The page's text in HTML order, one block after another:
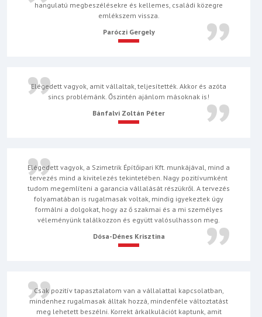
hangulatú megbeszélésekre és kellemes, családi közegre
emlékszem vissza.
Paróczi Gergely
Elégedett vagyok, amit vállaltak, teljesítették. Akkor és azóta
sincs problémánk. Őszintén ajánlom másoknak is!
Bánfalvi Zoltán Péter
Elégedett vagyok, a Szimetrik Építőipari Kft. munkájával, mind a
tervezés mind a kivitelezés tekintetében. Nagy pozitívumként
tudom megemlíteni a garancia vállalását részükről. A tervezés
folyamatában is rugalmasak voltak, mindig igyekeztek úgy
formálni a dolgokat, hogy az ő szakmai és a mi személyes
véleményünk találkozzon és együtt valósulhasson meg.
Dósa-Dénes Krisztina
Csak pozitív tapasztalatom van a vállalattal kapcsolatban,
mindenhez rugalmasak álltak hozzá, mindenféle változtatást
meg lehetett beszélni. Korrekt árkalkulációt kaptunk, amit